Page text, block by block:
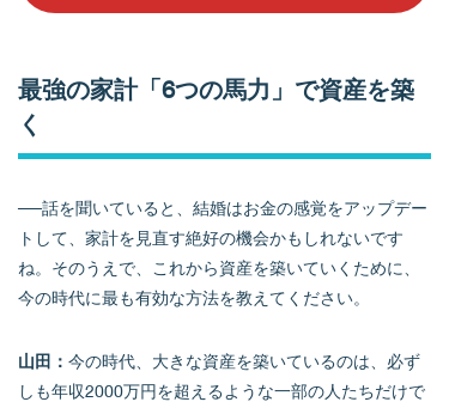
最強の家計「6つの馬力」で資産を築
く
──話を聞いていると、結婚はお金の感覚をアップデー
トして、家計を見直す絶好の機会かもしれないです
ね。そのうえで、これから資産を築いていくために、
今の時代に最も有効な方法を教えてください。
山田： 今の時代、大きな資産を築いているのは、必ず
しも年収2000万円を超えるような一部の人たちだけで